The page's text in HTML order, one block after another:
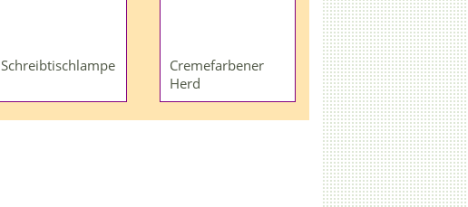
Schreibtischlampe
Cremefarbener
Herd